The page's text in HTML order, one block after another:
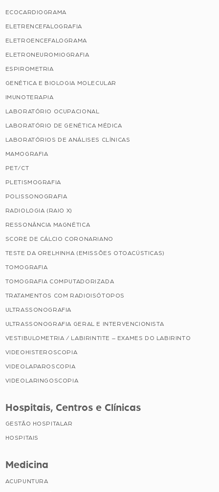
ECOCARDIOGRAMA
ELETRENCEFALOGRAFIA
ELETROENCEFALOGRAMA
ELETRONEUROMIOGRAFIA
ESPIROMETRIA
GENÉTICA E BIOLOGIA MOLECULAR
IMUNOTERAPIA
LABORATÓRIO OCUPACIONAL
LABORATÓRIO DE GENÉTICA MÉDICA
LABORATÓRIOS DE ANÁLISES CLÍNICAS
MAMOGRAFIA
PET/CT
PLETISMOGRAFIA
POLISSONOGRAFIA
RADIOLOGIA (RAIO X)
RESSONÂNCIA MAGNÉTICA
SCORE DE CÁLCIO CORONARIANO
TESTE DA ORELHINHA (EMISSÕES OTOACÚSTICAS)
TOMOGRAFIA
TOMOGRAFIA COMPUTADORIZADA
TRATAMENTOS COM RADIOISÓTOPOS
ULTRASSONOGRAFIA
ULTRASSONOGRAFIA GERAL E INTERVENCIONISTA
VESTIBULOMETRIA / LABIRINTITE – EXAMES DO LABIRINTO
VIDEOHISTEROSCOPIA
VIDEOLAPAROSCOPIA
VIDEOLARINGOSCOPIA
Hospitais, Centros e Clínicas
GESTÃO HOSPITALAR
HOSPITAIS
Medicina
ACUPUNTURA